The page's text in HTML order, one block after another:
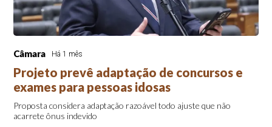
Câmara Há 1 mês
Projeto prevê adaptação de concursos e
exames para pessoas idosas
Proposta considera adaptação razoável todo ajuste que não
acarrete ônus indevido